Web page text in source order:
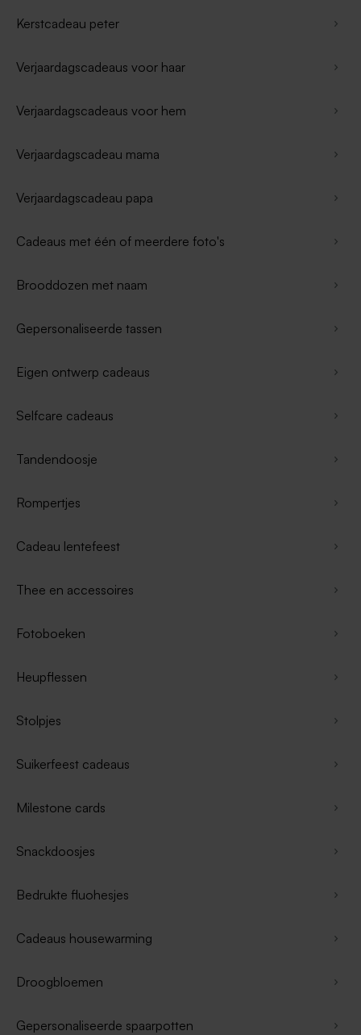
Kerstcadeau peter
Verjaardagscadeaus voor haar
Verjaardagscadeaus voor hem
Verjaardagscadeau mama
Verjaardagscadeau papa
Cadeaus met één of meerdere foto's
Brooddozen met naam
Gepersonaliseerde tassen
Eigen ontwerp cadeaus
Selfcare cadeaus
Tandendoosje
Rompertjes
Cadeau lentefeest
Thee en accessoires
Fotoboeken
Heupflessen
Stolpjes
Suikerfeest cadeaus
Milestone cards
Snackdoosjes
Bedrukte fluohesjes
Cadeaus housewarming
Droogbloemen
Gepersonaliseerde spaarpotten